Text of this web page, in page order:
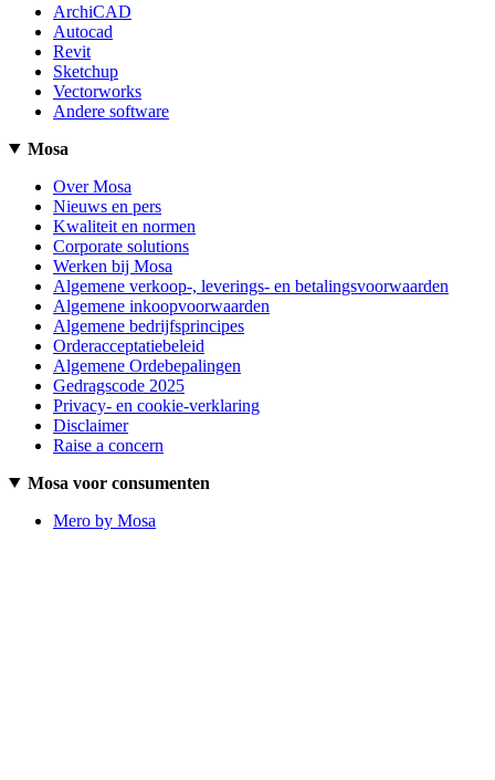
ArchiCAD
Autocad
Revit
Sketchup
Vectorworks
Andere software
Mosa
Over Mosa
Nieuws en pers
Kwaliteit en normen
Corporate solutions
Werken bij Mosa
Algemene verkoop-, leverings- en betalingsvoorwaarden
Algemene inkoopvoorwaarden
Algemene bedrijfsprincipes
Orderacceptatiebeleid
Algemene Ordebepalingen
Gedragscode 2025
Privacy- en cookie-verklaring
Disclaimer
Raise a concern
Mosa voor consumenten
Mero by Mosa